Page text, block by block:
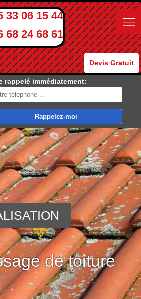
33 06 15 44
68 24 68 61
Devis Gratuit
rappelé immédiatement:
de toiture